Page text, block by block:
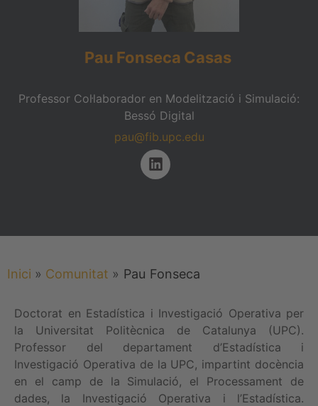
Pau Fonseca Casas
Professor Col·laborador en Modelització i Simulació:
Bessó Digital
pau@fib.upc.edu
Inici » Comunitat » Pau Fonseca
Doctorat en Estadística i Investigació Operativa per
la Universitat Politècnica de Catalunya (UPC).
Professor del departament d’Estadística i
Investigació Operativa de la UPC, impartint docència
en el camp de la Simulació, el Processament de
dades, la Investigació Operativa i l’Estadística.